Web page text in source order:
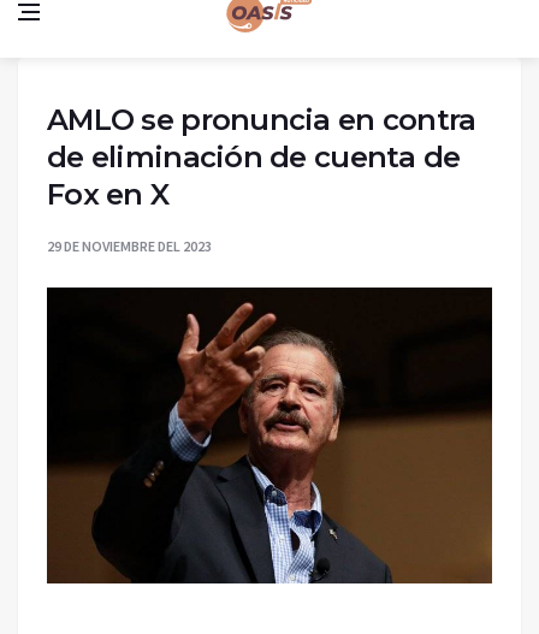
AMLO se pronuncia en contra
de eliminación de cuenta de
Fox en X
29 DE NOVIEMBRE DEL 2023